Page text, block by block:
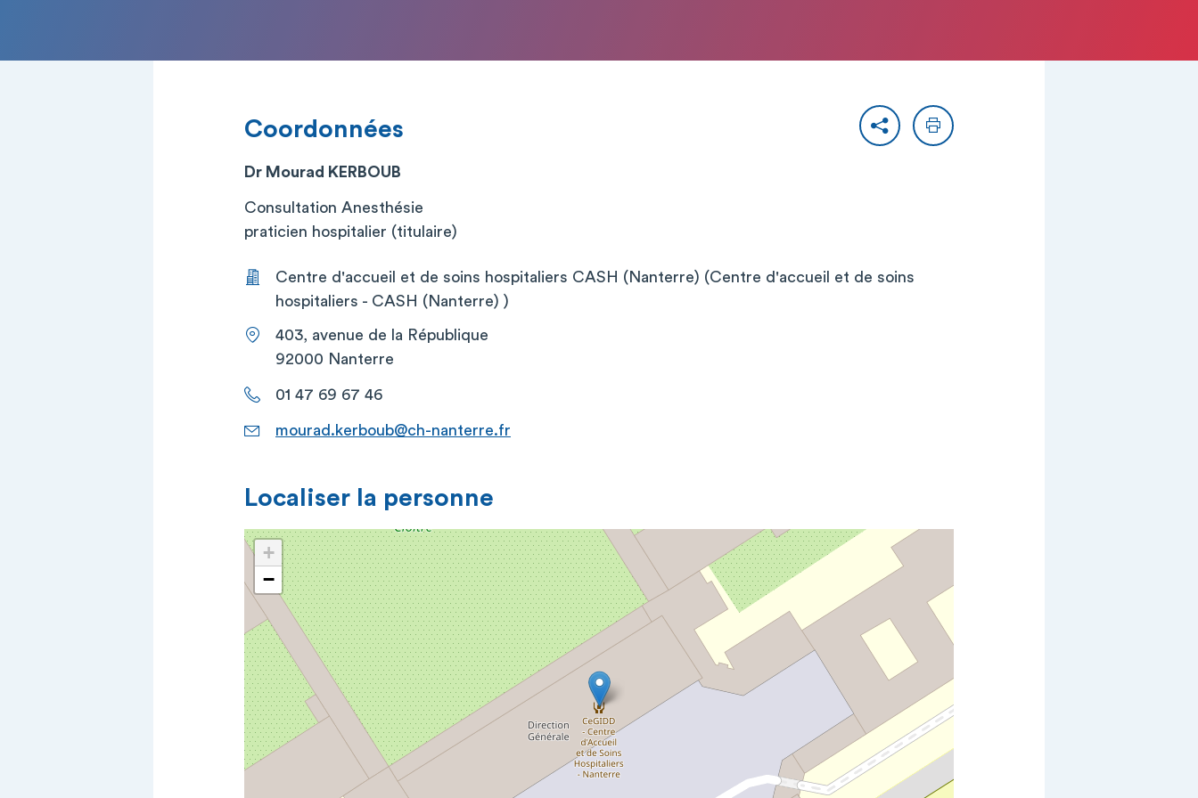
PartagerImprimer
Coordonnées
Dr Mourad KERBOUB
Consultation Anesthésie
praticien hospitalier (titulaire)
Centre d'accueil et de soins hospitaliers CASH (Nanterre) (Centre d'accueil et de soins
hospitaliers - CASH (Nanterre) )
403, avenue de la République
92000 Nanterre
01 47 69 67 46
mourad.kerboub@ch-nanterre.fr
Localiser la personne
+
−